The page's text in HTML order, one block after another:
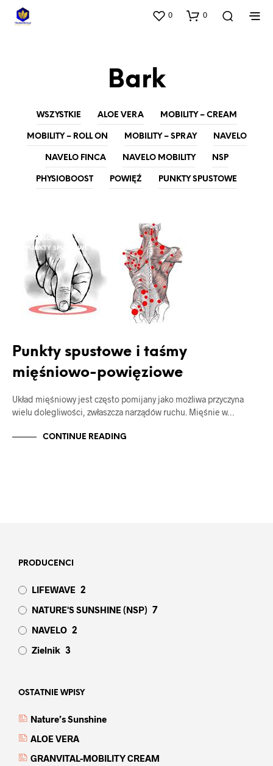
0 0
Bark
WSZYSTKIE ALOE VERA MOBILITY – CREAM
MOBILITY – ROLL ON MOBILITY – SPRAY NAVELO
NAVELO FINCA NAVELO MOBILITY NSP
PHYSIOBOOST POWIĘŹ PUNKTY SPUSTOWE
NAVELO
PUNKTY SPUSTOWE
Punkty spustowe i taśmy
mięśniowo-powięziowe
Układ mięśniowy jest często pomijany jako możliwa przyczyna
wielu dolegliwości, zwłaszcza narządów ruchu. Mięśnie w…
CONTINUE READING
PRODUCENCI
LIFEWAVE 2
NATURE'S SUNSHINE (NSP) 7
NAVELO 2
Zielnik 3
OSTATNIE WPISY
Nature’s Sunshine
ALOE VERA
GRANVITAL-MOBILITY CREAM